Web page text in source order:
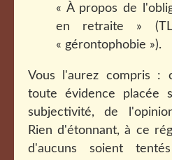
« À propos de
en retraite »
« gérontophobie »).
Vous l'aurez compris :
toute évidence placée
subjectivité, de
Rien d'étonnant, à ce
d'aucuns soient